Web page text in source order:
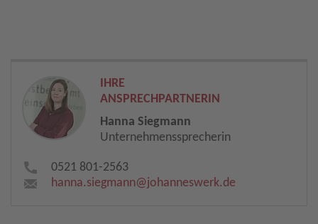
IHRE
ANSPRECHPARTNERIN
Hanna Siegmann
Unternehmenssprecherin
0521 801-2563
hanna.siegmann​@johanneswerk.de